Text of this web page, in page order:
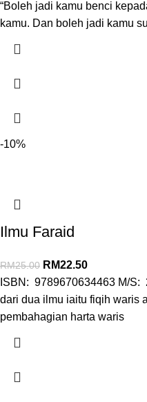
“Boleh jadi kamu benci
kamu. Dan boleh jadi kamu
-10%
Ilmu Faraid
RM25.00 RM22.50
ISBN: 9789670634463 M/S:
dari dua ilmu iaitu fiqih waris
pembahagian harta waris